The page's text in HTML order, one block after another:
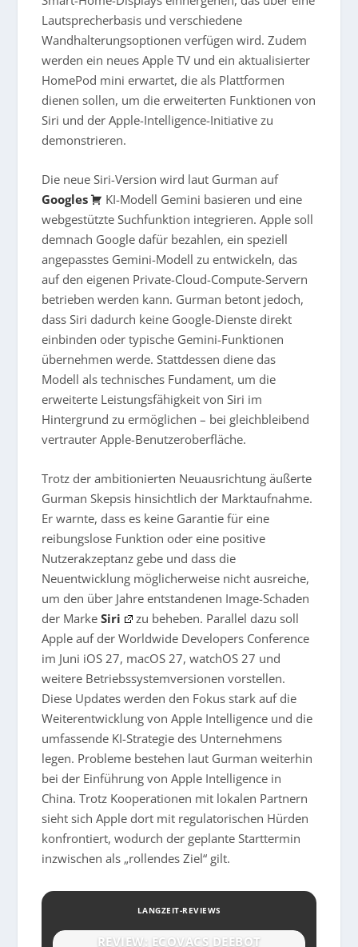
Lautsprecherbasis und verschiedene
Wandhalterungsoptionen verfügen wird. Zudem
werden ein neues Apple TV und ein aktualisierter
HomePod mini erwartet, die als Plattformen
dienen sollen, um die erweiterten Funktionen von
Siri und der Apple-Intelligence-Initiative zu
demonstrieren.
Die neue Siri-Version wird laut Gurman auf
Googles
KI-Modell Gemini basieren und eine
webgestützte Suchfunktion integrieren. Apple soll
demnach Google dafür bezahlen, ein speziell
angepasstes Gemini-Modell zu entwickeln, das
auf den eigenen Private-Cloud-Compute-Servern
betrieben werden kann. Gurman betont jedoch,
dass Siri dadurch keine Google-Dienste direkt
einbinden oder typische Gemini-Funktionen
übernehmen werde. Stattdessen diene das
Modell als technisches Fundament, um die
erweiterte Leistungsfähigkeit von Siri im
Hintergrund zu ermöglichen – bei gleichbleibend
vertrauter Apple-Benutzeroberfläche.
Trotz der ambitionierten Neuausrichtung äußerte
Gurman Skepsis hinsichtlich der Marktaufnahme.
Er warnte, dass es keine Garantie für eine
reibungslose Funktion oder eine positive
Nutzerakzeptanz gebe und dass die
Neuentwicklung möglicherweise nicht ausreiche,
um den über Jahre entstandenen Image-Schaden
der MarkeSiri
zu beheben. Parallel dazu soll
Apple auf der Worldwide Developers Conference
im Juni iOS 27, macOS 27, watchOS 27 und
weitere Betriebssystemversionen vorstellen.
Diese Updates werden den Fokus stark auf die
Weiterentwicklung von Apple Intelligence und die
umfassende KI-Strategie des Unternehmens
legen. Probleme bestehen laut Gurman weiterhin
bei der Einführung von Apple Intelligence in
China. Trotz Kooperationen mit lokalen Partnern
sieht sich Apple dort mit regulatorischen Hürden
konfrontiert, wodurch der geplante Starttermin
inzwischen als „rollendes Ziel“ gilt.
LANGZEIT-REVIEWS
REVIEW: ECOVACS DEEBOT